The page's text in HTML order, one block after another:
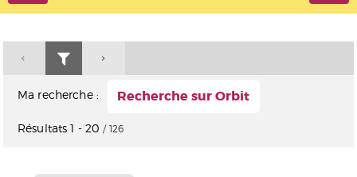
Ma recherche : Recherche sur Orbit
Résultats1 - 20 / 126